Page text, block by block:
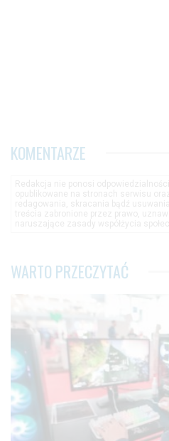
KOMENTARZE
WARTO PRZECZYTAĆ